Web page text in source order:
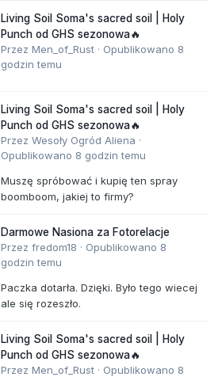
Living Soil Soma's sacred soil | Holy
Punch od GHS sezonowa🔥
Przez Men_of_Rust · Opublikowano 8
godzin temu
Living Soil Soma's sacred soil | Holy
Punch od GHS sezonowa🔥
Przez Wesoły Ogród Aliena ·
Opublikowano 8 godzin temu
Muszę spróbować i kupię ten spray
boomboom, jakiej to firmy?
Darmowe Nasiona za Fotorelacje
Przez fredom18 · Opublikowano 8
godzin temu
Paczka dotarła. Dzięki. Było tego wiecej
ale się rozeszło.
Living Soil Soma's sacred soil | Holy
Punch od GHS sezonowa🔥
Przez Men_of_Rust · Opublikowano 8